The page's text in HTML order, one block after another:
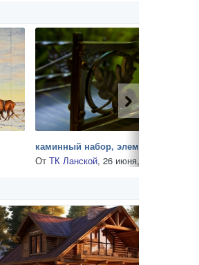
каминный набор, элемент декора
От ТК Ланской, 26 июня, 2017